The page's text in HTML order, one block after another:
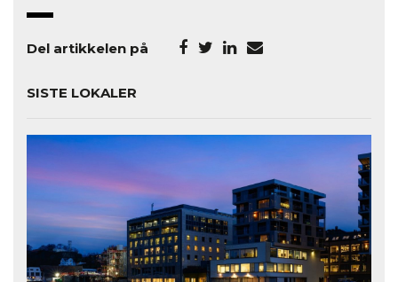
Del artikkelen på
SISTE LOKALER